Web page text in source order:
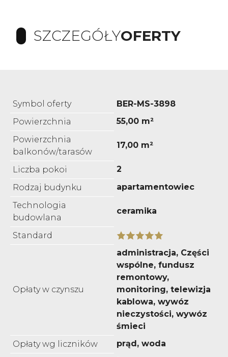
SZCZEGÓŁYOFERTY
Symbol oferty
BER-MS-3898
Powierzchnia
55,00 m²
Powierzchnia
balkonów/tarasów
17,00 m²
Liczba pokoi
2
Rodzaj budynku
apartamentowiec
Technologia
budowlana
ceramika
Standard
Opłaty w czynszu
administracja, Części
wspólne, fundusz
remontowy,
monitoring, telewizja
kablowa, wywóz
nieczystości, wywóz
śmieci
Opłaty wg liczników
prąd, woda